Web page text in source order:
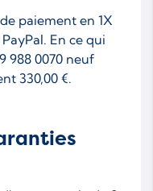
paiement en 1X
En ce qui
988 0070 neuf
330,00 €.